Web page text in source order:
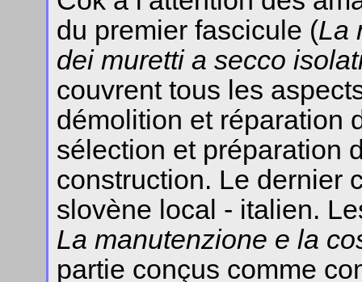
du premier fascicule (La
dei muretti a secco
couvrent tous les
démolition et réparation
sélection et préparation
construction. Le dernier
slovène local - italien.
La manutenzione e la
partie conçus comme